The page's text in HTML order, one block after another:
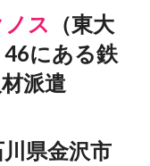
ス
（東大
にある鉄
派遣
川県金沢市